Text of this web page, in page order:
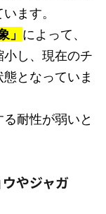
ます。
」 によって、
し、現在のチ
となっていま
耐性が弱いと
やジャガ